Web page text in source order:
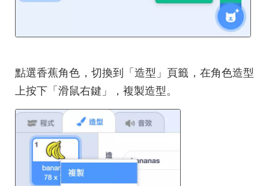
點選香蕉角色，切換到「造型」頁籤，在角色造型
上按下「滑鼠右鍵」，複製造型。